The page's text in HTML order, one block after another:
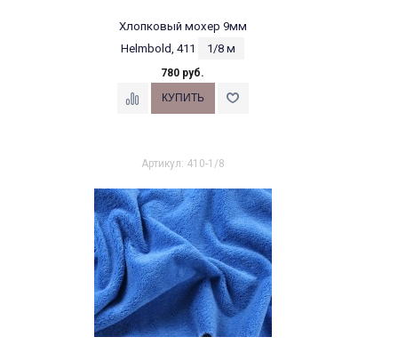
Хлопковый мохер 9мм
Helmbold, 411
1/8 м
780 руб.
Артикул: 410-1/8